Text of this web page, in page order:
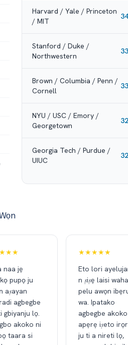
Harvard / Yale / Princeton
/ MIT
Stanford / Duke /
Northwestern
Brown / Columbia / Penn /
Cornell
NYU / USC / Emory /
Georgetown
Georgia Tech / Purdue /
UIUC
naa jẹ
pupọ ju
aṣayan
agbegbe
gbiyanju lọ.
akoko ni
taara si
★★★★★
Eto lori
n ṣiṣẹ laisi
pelu awọn
wa. Ipatako
agbegbe
apẹrẹ iṣeto
ju ti a nireti lọ,